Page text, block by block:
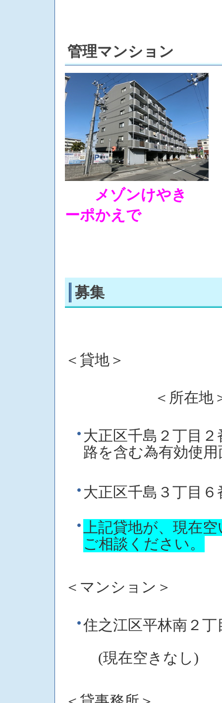
管理マンション
メゾン
ーポかえで
募集
＜貸地＞
＜所在地＞
大正区千島２丁
路を含む為有効使
大正区千島３丁目
上記貸地が、現在
ご相談ください。
＜マンション＞
住之江区平林南２
(現在空きなし)